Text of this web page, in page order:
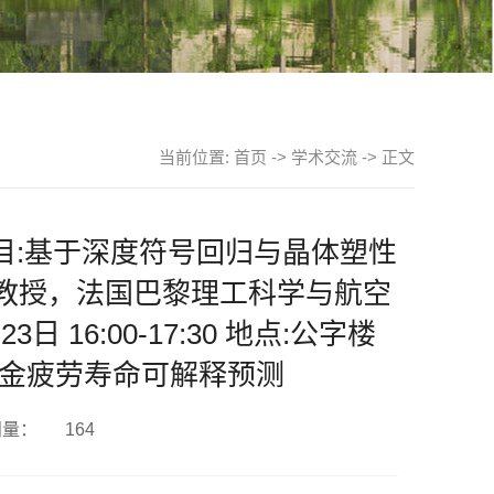
当前位置: 首页 -> 学术交流 -> 正文
:基于深度符号回归与晶体塑性
授，法国巴黎理工科学与航空
日 16:00-17:30 地点:公字楼
疲劳寿命可解释预测
： 164